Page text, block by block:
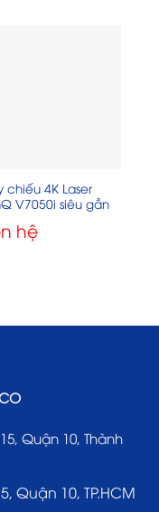
chiếu 4K Laser
V7050i siêu gần
hệ
Quận 10, Thành
Quận 10, TP.HCM